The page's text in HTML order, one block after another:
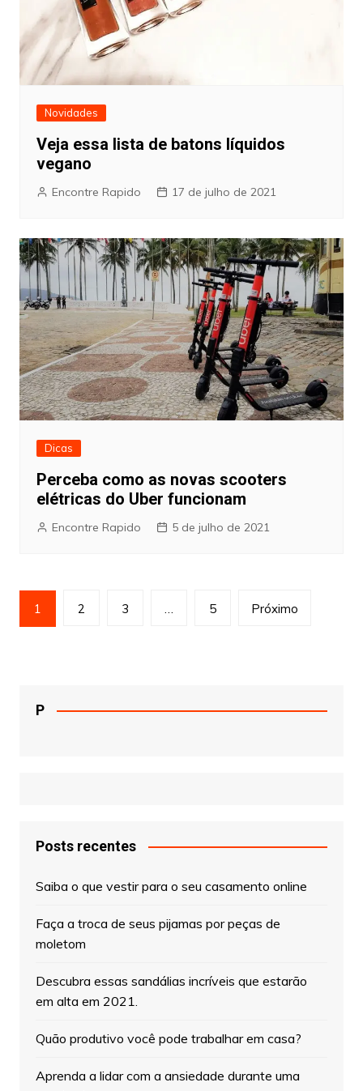
Novidades
Veja essa lista de batons líquidos
vegano
Encontre Rapido 17 de julho de 2021
Dicas
Perceba como as novas scooters
elétricas do Uber funcionam
Encontre Rapido 5 de julho de 2021
Paginação
de
1 2 3 … 5 Próximo
P
Posts recentes
Saiba o que vestir para o seu casamento online
Faça a troca de seus pijamas por peças de
moletom
Descubra essas sandálias incríveis que estarão
em alta em 2021.
Quão produtivo você pode trabalhar em casa?
Aprenda a lidar com a ansiedade durante uma